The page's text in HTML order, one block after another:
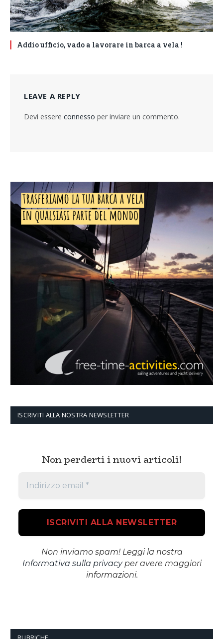
Addio ufficio, vado a lavorare in barca a vela !
LEAVE A REPLY
Devi essere connesso per inviare un commento.
ISCRIVITI ALLA NOSTRA NEWSLETTER
Non perderti i nuovi articoli!
Non inviamo spam! Leggi la nostra
Informativa sulla privacyper avere maggiori
informazioni.